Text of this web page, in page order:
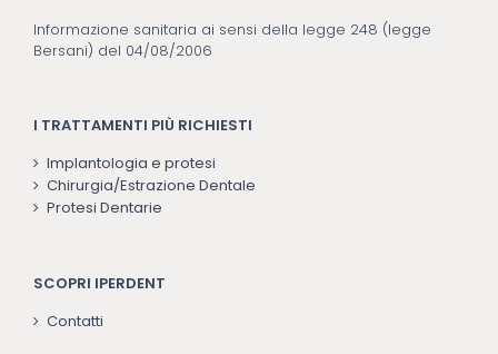
Informazione sanitaria ai sensi della legge 248 (legge
Bersani) del 04/08/2006
I TRATTAMENTI PIÙ RICHIESTI
Implantologia e protesi
Chirurgia/Estrazione Dentale
Protesi Dentarie
SCOPRI IPERDENT
Contatti